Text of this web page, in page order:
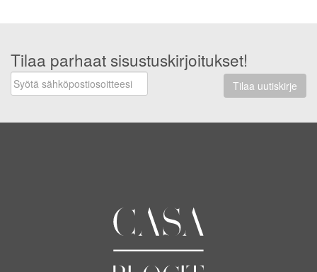
Tilaa parhaat sisustuskirjoitukset!
Tilaa uutiskirje